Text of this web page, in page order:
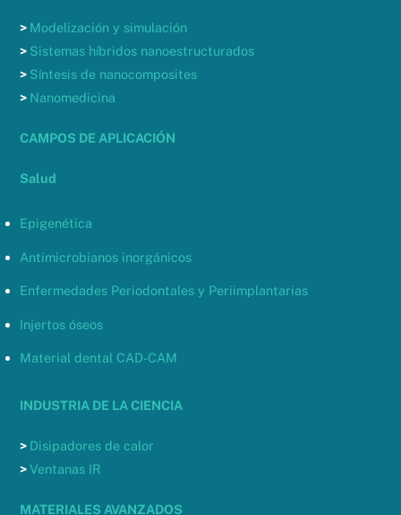
> Modelización y simulación
> Sistemas híbridos nanoestructurados
> Síntesis de nanocomposites
> Nanomedicina
CAMPOS DE APLICACIÓN
Salud
Epigenética
Antimicrobianos inorgánicos
Enfermedades Periodontales y Periimplantarias
Injertos óseos
Material dental CAD-CAM
INDUSTRIA DE LA CIENCIA
> Disipadores de calor
>Ventanas IR
MATERIALES AVANZADOS